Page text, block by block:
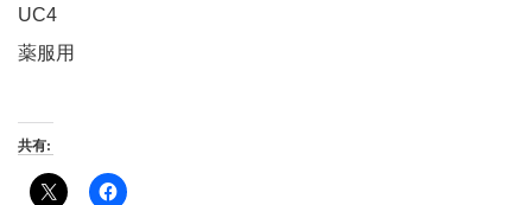
UC4
薬服用
共有: